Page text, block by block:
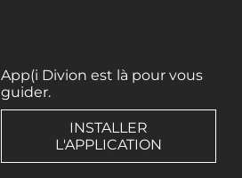
App(i Divion est là pour vous
guider.
INSTALLER
L'APPLICATION